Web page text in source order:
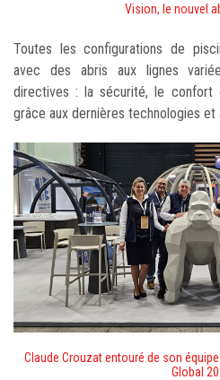
Vision, le nouvel
Toutes les configurations de
avec des abris aux lignes
directives : la sécurité, le confort
grâce aux dernières technologies et
Claude Crouzat entouré de son
Global